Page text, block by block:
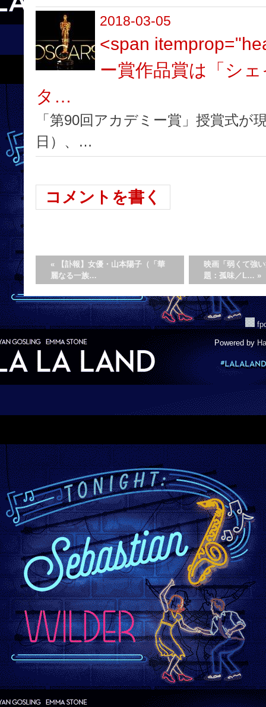
2018-03-05
<span
ー賞作品賞は「シ
タ…
「第90回アカデミー賞」授賞式が
日）、…
コメントを書く
«
【訃報】女優・山本陽子（「華
麗なる一族…
映画「弱くて強
題：孤味／L… »
Powered by